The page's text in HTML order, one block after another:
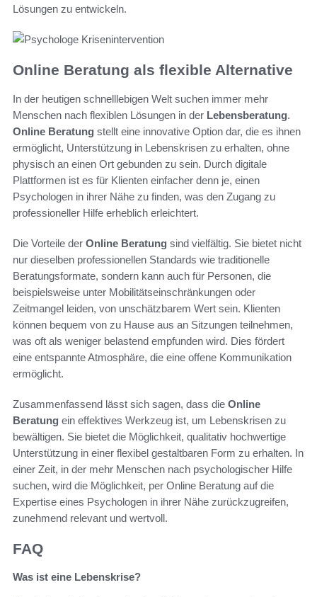
Lösungen zu entwickeln.
Online Beratung als flexible Alternative
In der heutigen schnelllebigen Welt suchen immer mehr
Menschen nach flexiblen Lösungen in der Lebensberatung.
Online Beratung stellt eine innovative Option dar, die es ihnen
ermöglicht, Unterstützung in Lebenskrisen zu erhalten, ohne
physisch an einen Ort gebunden zu sein. Durch digitale
Plattformen ist es für Klienten einfacher denn je, einen
Psychologen in ihrer Nähe zu finden, was den Zugang zu
professioneller Hilfe erheblich erleichtert.
Die Vorteile der Online Beratung sind vielfältig. Sie bietet nicht
nur dieselben professionellen Standards wie traditionelle
Beratungsformate, sondern kann auch für Personen, die
beispielsweise unter Mobilitätseinschränkungen oder
Zeitmangel leiden, von unschätzbarem Wert sein. Klienten
können bequem von zu Hause aus an Sitzungen teilnehmen,
was oft als weniger belastend empfunden wird. Dies fördert
eine entspannte Atmosphäre, die eine offene Kommunikation
ermöglicht.
Zusammenfassend lässt sich sagen, dass die Online
Beratung ein effektives Werkzeug ist, um Lebenskrisen zu
bewältigen. Sie bietet die Möglichkeit, qualitativ hochwertige
Unterstützung in einer flexibel gestaltbaren Form zu erhalten. In
einer Zeit, in der mehr Menschen nach psychologischer Hilfe
suchen, wird die Möglichkeit, per Online Beratung auf die
Expertise eines Psychologen in ihrer Nähe zurückzugreifen,
zunehmend relevant und wertvoll.
FAQ
Was ist eine Lebenskrise?